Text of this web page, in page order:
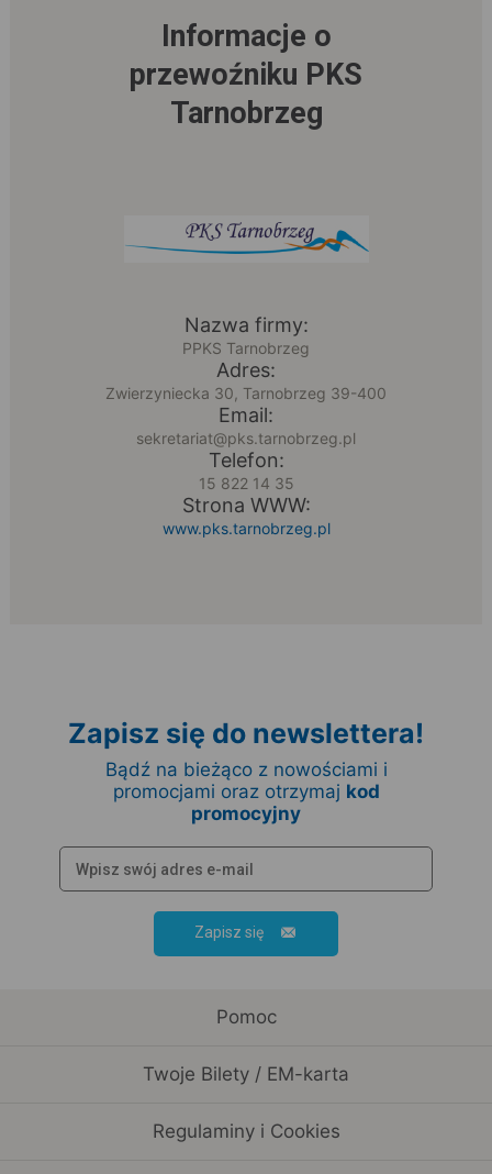
Informacje o
przewoźniku PKS
Tarnobrzeg
Nazwa firmy:
PPKS Tarnobrzeg
Adres:
Zwierzyniecka 30, Tarnobrzeg 39-400
Email:
sekretariat@pks.tarnobrzeg.pl
Telefon:
15 822 14 35
Strona WWW:
www.pks.tarnobrzeg.pl
Zapisz się do newslettera!
Bądź na bieżąco z nowościami i
promocjami oraz otrzymaj kod
promocyjny
Zapisz się
Pomoc
Twoje Bilety / EM-karta
Regulaminy i Cookies